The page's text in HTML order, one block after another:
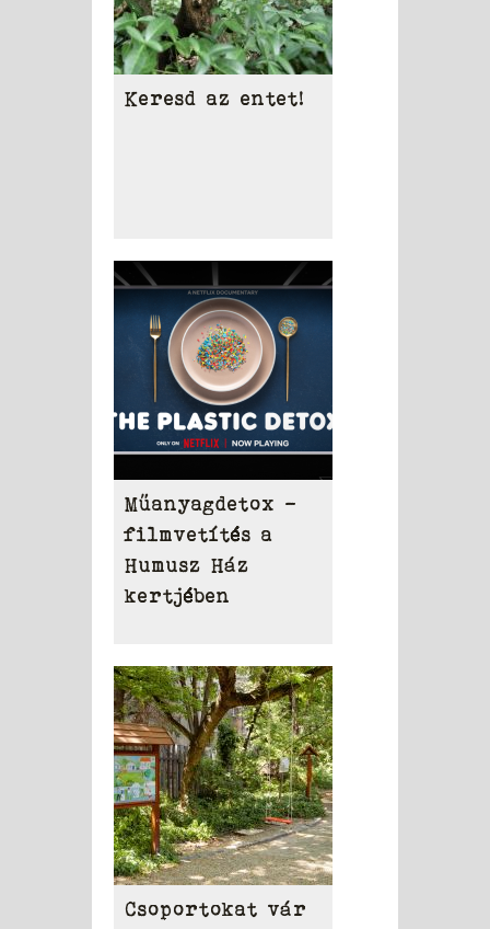
Keresd az entet!
Műanyagdetox -
filmvetítés a
Humusz Ház
kertjében
Csoportokat vár